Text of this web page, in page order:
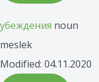
убеждения noun
meslek
Modified: 04.11.2020